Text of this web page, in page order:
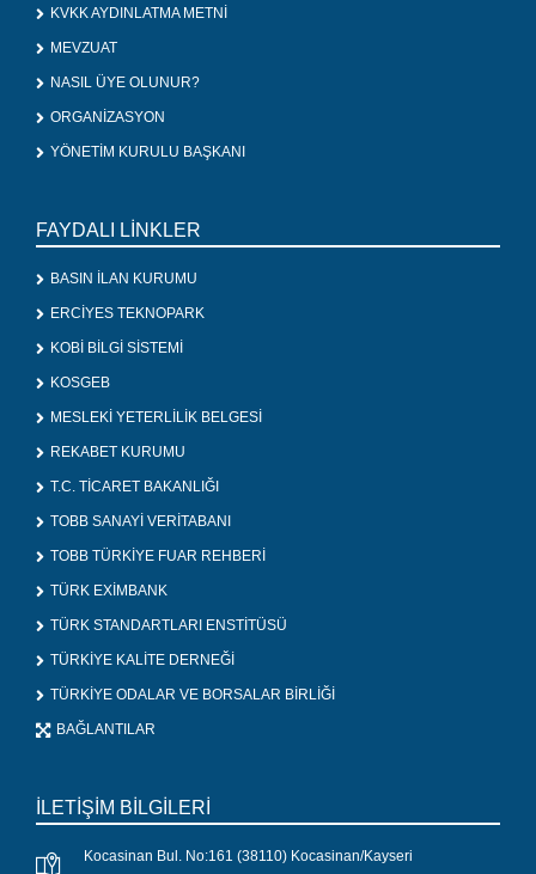
KVKK AYDINLATMA METNİ
MEVZUAT
NASIL ÜYE OLUNUR?
ORGANİZASYON
YÖNETİM KURULU BAŞKANI
FAYDALI LİNKLER
BASIN İLAN KURUMU
ERCİYES TEKNOPARK
KOBİ BİLGİ SİSTEMİ
KOSGEB
MESLEKİ YETERLİLİK BELGESİ
REKABET KURUMU
T.C. TİCARET BAKANLIĞI
TOBB SANAYİ VERİTABANI
TOBB TÜRKİYE FUAR REHBERİ
TÜRK EXİMBANK
TÜRK STANDARTLARI ENSTİTÜSÜ
TÜRKİYE KALİTE DERNEĞİ
TÜRKİYE ODALAR VE BORSALAR BİRLİĞİ
BAĞLANTILAR
İLETİŞİM BİLGİLERİ
Kocasinan Bul. No:161 (38110) Kocasinan/Kayseri